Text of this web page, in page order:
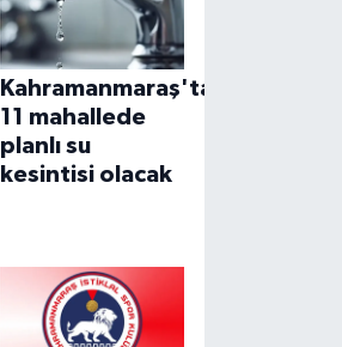
Kahramanmaraş'ta
11 mahallede
planlı su
kesintisi olacak